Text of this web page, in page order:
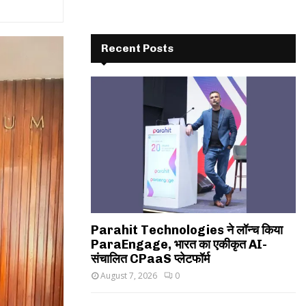
Recent Posts
Parahit Technologies ने लॉन्च किया
ParaEngage, भारत का एकीकृत AI-
संचालित CPaaS प्लेटफॉर्म
August 7, 2026 0